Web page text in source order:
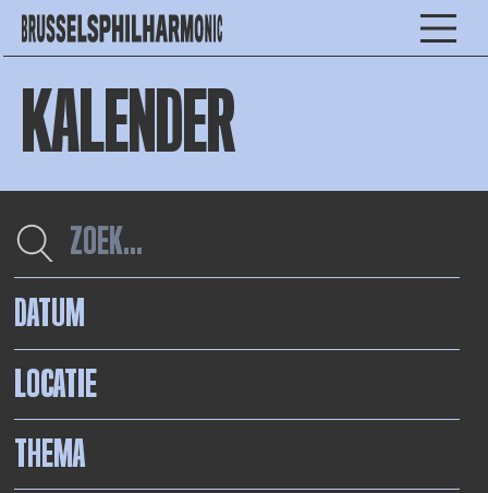
KALENDER
DATUM